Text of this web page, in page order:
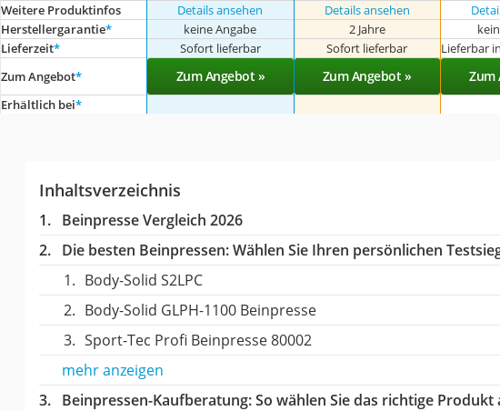
Weitere Produktinfos Details ansehen Details ansehen
Herstellergarantie* keine Angabe 2 Jahre
Lieferzeit* Sofort lieferbar Sofort lieferbar Lieferbar
Zum Angebot* Zum Angebot » Zum Angebot » Zum
Erhältlich bei*
Inhaltsverzeichnis
Beinpresse Vergleich 2026
Die besten Beinpressen:Wählen Sie Ihren persönlichen
Body-Solid S2LPC
Body-Solid GLPH-1100 Beinpresse
Sport-Tec Profi Beinpresse 80002
mehr anzeigen
Beinpressen-Kaufberatung: So wählen Sie das richtige